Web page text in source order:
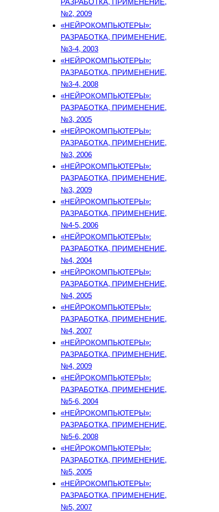
РАЗРАБОТКА, ПРИМЕНЕНИЕ,
№2, 2009
«НЕЙРОКОМПЬЮТЕРЫ»:
РАЗРАБОТКА, ПРИМЕНЕНИЕ,
№3-4, 2003
«НЕЙРОКОМПЬЮТЕРЫ»:
РАЗРАБОТКА, ПРИМЕНЕНИЕ,
№3-4, 2008
«НЕЙРОКОМПЬЮТЕРЫ»:
РАЗРАБОТКА, ПРИМЕНЕНИЕ,
№3, 2005
«НЕЙРОКОМПЬЮТЕРЫ»:
РАЗРАБОТКА, ПРИМЕНЕНИЕ,
№3, 2006
«НЕЙРОКОМПЬЮТЕРЫ»:
РАЗРАБОТКА, ПРИМЕНЕНИЕ,
№3, 2009
«НЕЙРОКОМПЬЮТЕРЫ»:
РАЗРАБОТКА, ПРИМЕНЕНИЕ,
№4-5, 2006
«НЕЙРОКОМПЬЮТЕРЫ»:
РАЗРАБОТКА, ПРИМЕНЕНИЕ,
№4, 2004
«НЕЙРОКОМПЬЮТЕРЫ»:
РАЗРАБОТКА, ПРИМЕНЕНИЕ,
№4, 2005
«НЕЙРОКОМПЬЮТЕРЫ»:
РАЗРАБОТКА, ПРИМЕНЕНИЕ,
№4, 2007
«НЕЙРОКОМПЬЮТЕРЫ»:
РАЗРАБОТКА, ПРИМЕНЕНИЕ,
№4, 2009
«НЕЙРОКОМПЬЮТЕРЫ»:
РАЗРАБОТКА, ПРИМЕНЕНИЕ,
№5-6, 2004
«НЕЙРОКОМПЬЮТЕРЫ»:
РАЗРАБОТКА, ПРИМЕНЕНИЕ,
№5-6, 2008
«НЕЙРОКОМПЬЮТЕРЫ»:
РАЗРАБОТКА, ПРИМЕНЕНИЕ,
№5, 2005
«НЕЙРОКОМПЬЮТЕРЫ»:
РАЗРАБОТКА, ПРИМЕНЕНИЕ,
№5, 2007